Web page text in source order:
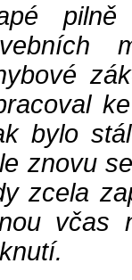
bylo
znovu
zcela
včas